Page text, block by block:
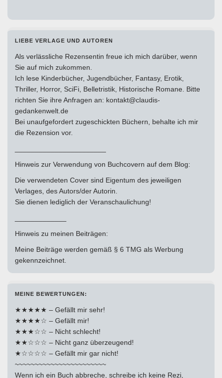
LIEBE VERLAGE UND AUTOREN
Als verlässliche Rezensentin freue ich mich darüber, wenn
Sie auf mich zukommen.
Ich lese Kinderbücher, Jugendbücher, Fantasy, Erotik,
Thriller, Horror, SciFi, Belletristik, Historische Romane. Bitte
richten Sie ihre Anfragen an: kontakt@claudis-
gedankenwelt.de
Bei unaufgefordert zugeschickten Büchern, behalte ich mir
die Rezension vor.
Hinweis zur Verwendung von Buchcovern auf dem Blog:
Die verwendeten Cover sind Eigentum des jeweiligen
Verlages, des Autors/der Autorin.
Sie dienen lediglich der Veranschaulichung!
Hinweis zu meinen Beiträgen:
Meine Beiträge werden gemäß § 6 TMG als Werbung
gekennzeichnet.
MEINE BEWERTUNGEN:
★★★★★ – Gefällt mir sehr!
★★★★☆ – Gefällt mir!
★★★☆☆ – Nicht schlecht!
★★☆☆☆ – Nicht ganz überzeugend!
★☆☆☆☆ – Gefällt mir gar nicht!
~~~~~~~~~~~~~~~~~~~~~~~
Wenn ich ein Buch abbreche, schreibe ich keine Rezi,